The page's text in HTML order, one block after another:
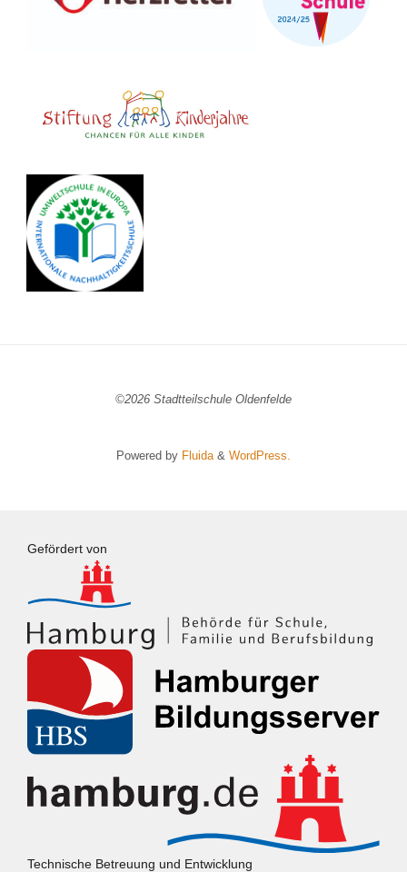
©2026 Stadtteilschule Oldenfelde
Powered by Fluida& WordPress.
Gefördert von
Technische Betreuung und Entwicklung